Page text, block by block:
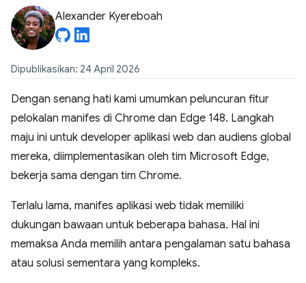
Alexander Kyereboah
Dipublikasikan: 24 April 2026
Dengan senang hati kami umumkan peluncuran fitur
pelokalan manifes di Chrome dan Edge 148. Langkah
maju ini untuk developer aplikasi web dan audiens global
mereka, diimplementasikan oleh tim Microsoft Edge,
bekerja sama dengan tim Chrome.
Terlalu lama, manifes aplikasi web tidak memiliki
dukungan bawaan untuk beberapa bahasa. Hal ini
memaksa Anda memilih antara pengalaman satu bahasa
atau solusi sementara yang kompleks.